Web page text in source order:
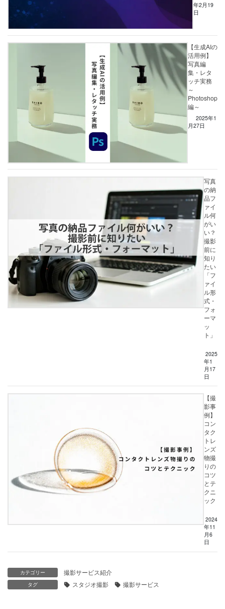
年2月19
日
【生成AIの
活用例】
写真編
集・レタ
ッチ実務
～
Photoshop
編～
2025年1
月27日
写真
の納
品フ
ァイ
ル何
がい
い？
撮影
前に
知り
たい
「フ
ァイ
ル形
式・
フォ
ーマ
ッ
ト」
2025
年1
月17
日
【撮
影事
例】
コン
タク
トレ
ンズ
物撮
りの
コツ
とテ
クニ
ック
2024
年11
月6
日
カテゴリー 撮影サービス紹介
タグ スタジオ撮影 撮影サービス